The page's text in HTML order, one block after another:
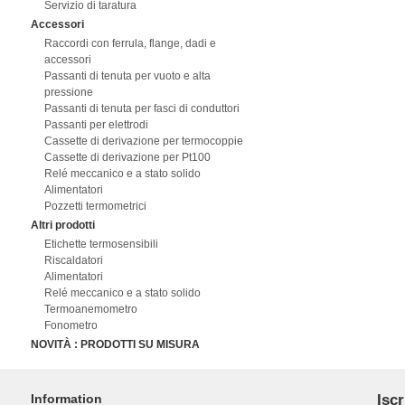
Servizio di taratura
Accessori
Raccordi con ferrula, flange, dadi e
accessori
Passanti di tenuta per vuoto e alta
pressione
Passanti di tenuta per fasci di conduttori
Passanti per elettrodi
Cassette di derivazione per termocoppie
Cassette di derivazione per Pt100
Relé meccanico e a stato solido
Alimentatori
Pozzetti termometrici
Altri prodotti
Etichette termosensibili
Riscaldatori
Alimentatori
Relé meccanico e a stato solido
Termoanemometro
Fonometro
NOVITÀ : PRODOTTI SU MISURA
Information